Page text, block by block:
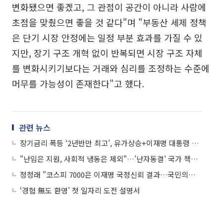
변화됐으면 좋겠고, 그 관점이 공간이 아니라 사람에
초점을 맞췄으면 좋을 것 같다"며 "부동산 세제 정책
은 단기 시장 안정에는 일정 부분 효과를 가질 수 있
지만, 장기 구조 개혁 없이 반복되면 시장 구조 자체
를 변화시키기보다는 거래와 심리를 조정하는 수준에
머무를 가능성이 존재한다"고 했다.
관련 뉴스
장기금리 폭등 ‘2년반만 최고’, 유가상승+이재명 대통령 확장재정 언급
"난임은 지원, 사회적 냉동은 제외"…'난자동결' 국가 책임은 어디까지
정청래 "코스피 7000은 이재명 국정신뢰 결과…국민의힘은 갈라파고스"
‘경험 無도 환영’ 첫 일자리 도전 설명서